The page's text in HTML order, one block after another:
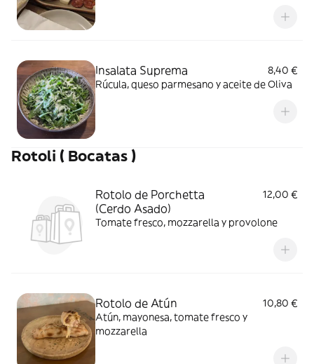
Insalata Suprema
8,40 €
Rúcula, queso parmesano y aceite de Oliva
Rotoli ( Bocatas )
Rotolo de Porchetta
(Cerdo Asado)
12,00 €
Tomate fresco, mozzarella y provolone
Rotolo de Atún
10,80 €
Atún, mayonesa, tomate fresco y
mozzarella